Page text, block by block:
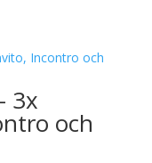
3x
och